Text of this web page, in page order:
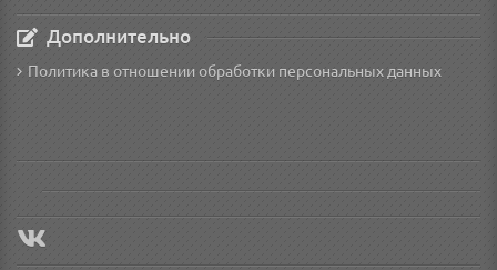
Дополнительно
Политика в отношении обработки персональных данных